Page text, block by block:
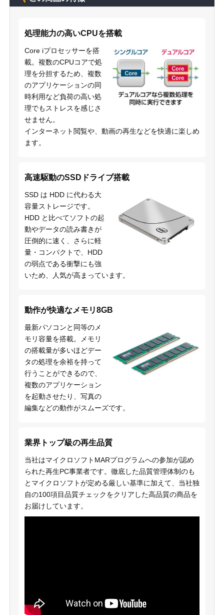
処理能力の高いCPUを搭載
Core iプロセッサーを搭
載。複数のCPUコアで処
理を分担するため、複数
のアプリケーションの同
時利用など負荷の高い処
理でもストレスを感じさ
せません。
インターネット閲覧や、動画の再生などを快適に楽しめ
ます。
高速駆動のSSDドライブ搭載
SSD は HDD に代わる大
容量ストレージです。
HDD と比べてソフトの起
動やデータの読み書きが
圧倒的に速く、さらに軽
量・コンパクトで、HDD
の弱点である衝撃にも強
いため、人気が高まっています。
動作が快適なメモリ8GB
最新パソコンと同等のメ
モリ容量を搭載。メモリ
の搭載量が多いほどデー
タの処理を余裕を持って
行うことができるので、
複数のアプリケーション
を起動させたり、写真の
編集などの動作がスムーズです。
業界トップ級の再生品質
当社はマイクロソフトMARプログラムへの参加が認め
られた再生PC事業者です。徹底した品質管理体制のも
とマイクロソフトが定める厳しい基準に加えて、当社独
自の100項目品質チェックをクリアした高品質の商品を
お届けしています。